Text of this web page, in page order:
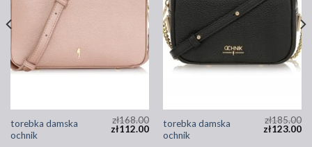
torebka damska
ochnik
zł168.00
zł112.00
torebka damska
ochnik
zł185.00
zł123.00